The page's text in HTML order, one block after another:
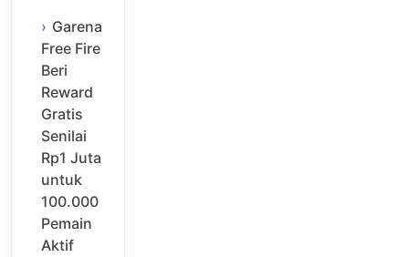
Garena
Free Fire
Beri
Reward
Gratis
Senilai
Rp1 Juta
untuk
100.000
Pemain
Aktif